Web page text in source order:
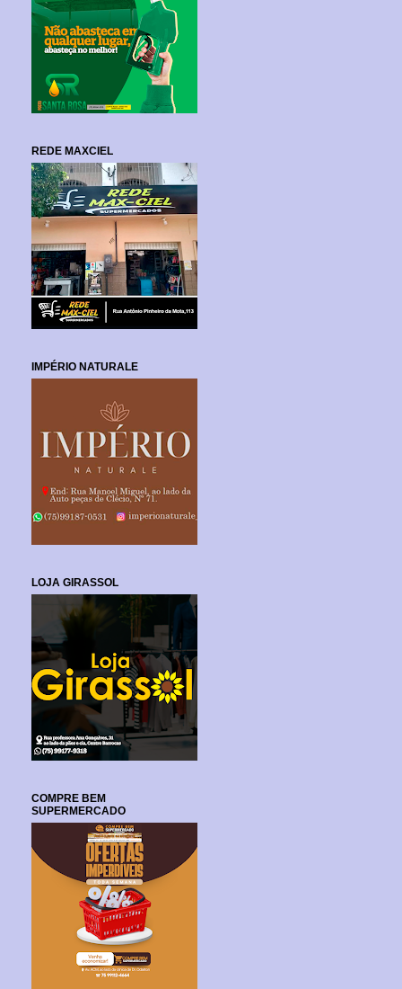
REDE MAXCIEL
IMPÉRIO NATURALE
LOJA GIRASSOL
COMPRE BEM
SUPERMERCADO